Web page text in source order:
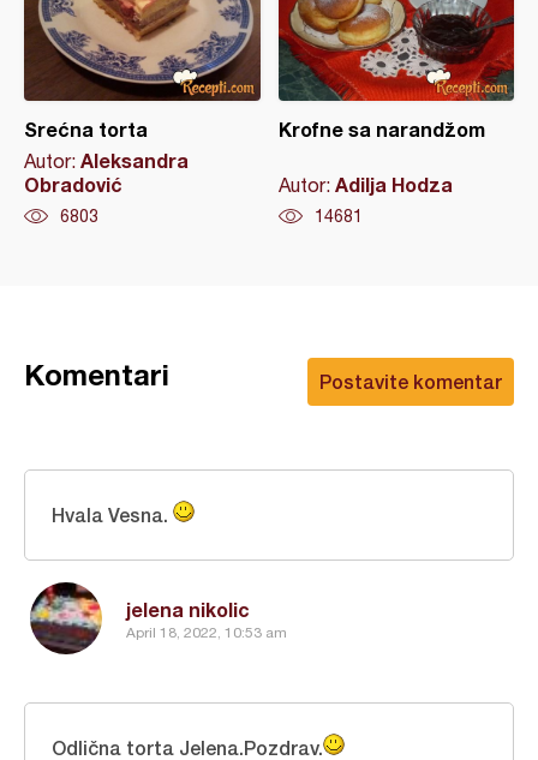
Srećna torta
Autor: Aleksandra
Obradović
6803
Krofne sa narandžom
Autor: Adilja Hodza
14681
Postavite komentar
Komentari
jelena nikolic
April 18, 2022, 10:53 am
Hvala Vesna.
Odlična torta Jelena.Pozdrav.